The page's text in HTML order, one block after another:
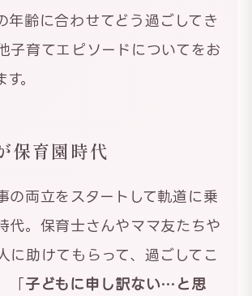
年齢に合わせてどう過ごしてき
子育てエピソードについてをお
。
保育園時代
の両立をスタートして軌道に乗
代。保育士さんやママ友たちや
に助けてもらって、過ごしてこ
「 子どもに申し訳ない…と思